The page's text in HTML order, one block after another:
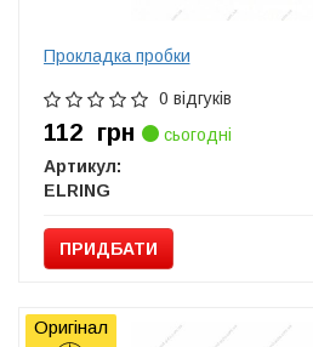
Прокладка пробки
0 відгуків
112 грн
сьогодні
Артикул:
ELRING
ПРИДБАТИ
Оригінал